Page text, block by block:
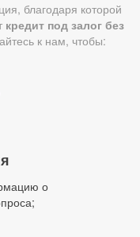
благодаря которой
кредит под залог без
к нам, чтобы:
о